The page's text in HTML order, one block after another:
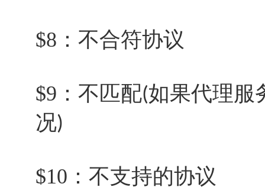
$8：不合符协议
$9：不匹配(如果代理服
况)
$10：不支持的协议